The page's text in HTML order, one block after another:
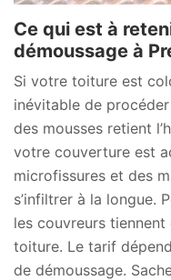
Ce qui est à
démoussage à
Si votre toiture est
inévitable de
des mousses retient
votre couverture est
microfissures et des
s’infiltrer à la longue.
les couvreurs
toiture. Le tarif
de démoussage.